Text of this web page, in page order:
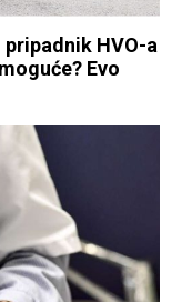
HVO-a
Evo